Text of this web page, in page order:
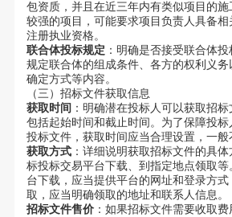
包资质，并且在近三年内有类似项目的
较强的项目，可能要求项目负责人具备
注册执业资格。
联合体投标规定 ：明确是否接受联合体
规定联合体的组成条件、各方的权利义
确定方式等内容。
（三）招标文件获取信息
获取时间 ：明确潜在投标人可以获取招标
包括起始时间和截止时间。为了保障投
投标文件，获取时间应当合理设置，一般
获取方式：详细说明获取招标文件的具
标投标交易平台下载、到指定地点领取
台下载，应当提供平台的网址和登录方
取，应当明确领取的地址和联系人信息。
招标文件售价：如果招标文件需要收取